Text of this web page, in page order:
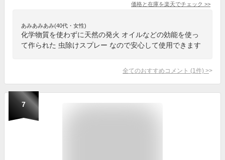
価格と在庫を楽天でチェック >>
あみあみあみ(40代・女性)
化学物質を使わずに天然の発火 オイルなどの効能を使っ
て作られた 虫除けスプレー なので安心して使用できます
全てのおすすめコメント (1 件) >
7